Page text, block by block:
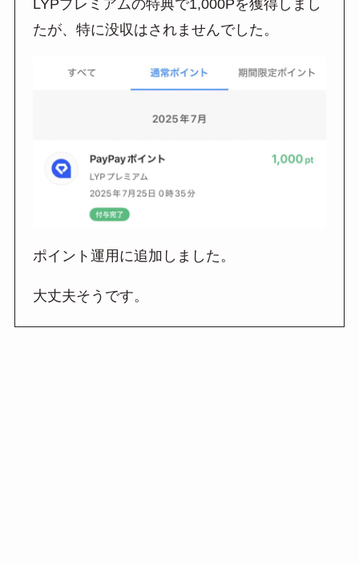
LYPプレミアムの特典で1,000Pを獲得しまし
たが、特に没収はされませんでした。
ポイント運用に追加しました。
大丈夫そうです。